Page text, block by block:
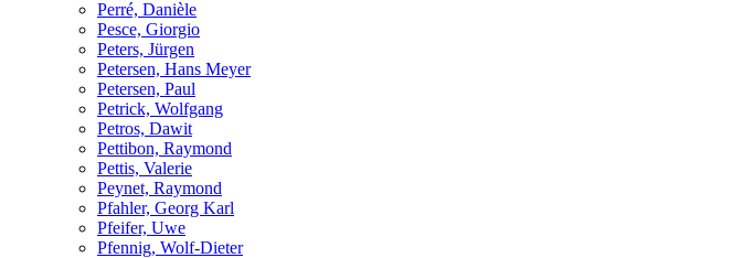
Perré, Danièle
Pesce, Giorgio
Peters, Jürgen
Petersen, Hans Meyer
Petersen, Paul
Petrick, Wolfgang
Petros, Dawit
Pettibon, Raymond
Pettis, Valerie
Peynet, Raymond
Pfahler, Georg Karl
Pfeifer, Uwe
Pfennig, Wolf-Dieter